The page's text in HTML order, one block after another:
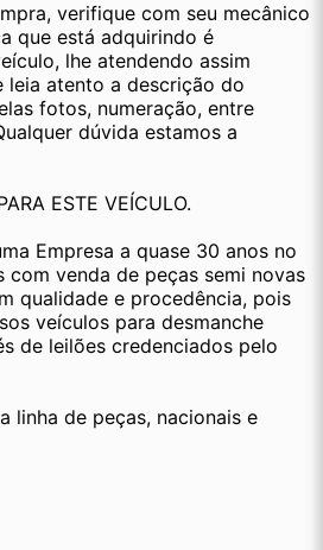
verifique com seu mecânico
que está adquirindo é
lhe atendendo assim
leia atento a descrição do
fotos, numeração, entre
dúvida estamos a
ESTE VEÍCULO.
Empresa a quase 30 anos no
com venda de peças semi novas
qualidade e procedência, pois
veículos para desmanche
de leilões credenciados pelo
linha de peças, nacionais e